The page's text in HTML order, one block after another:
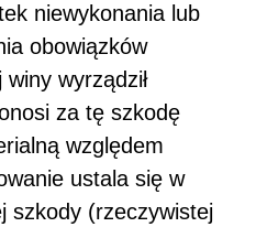
niewykonania lub
obowiązków
wyrządził
za tę szkodę
względem
ustala się w
szkody (rzeczywistej